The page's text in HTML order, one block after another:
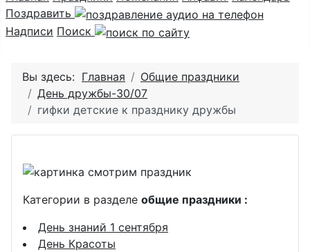
Поздравить
Надписи Поиск
Вы здесь: Главная
Общие праздники
День дружбы-30/07
гифки детские к празднику дружбы
Категории в разделе общие праздники :
День знаний 1 сентября
День Красоты